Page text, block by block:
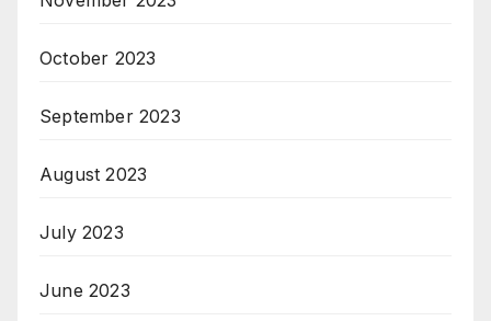
October 2023
September 2023
August 2023
July 2023
June 2023